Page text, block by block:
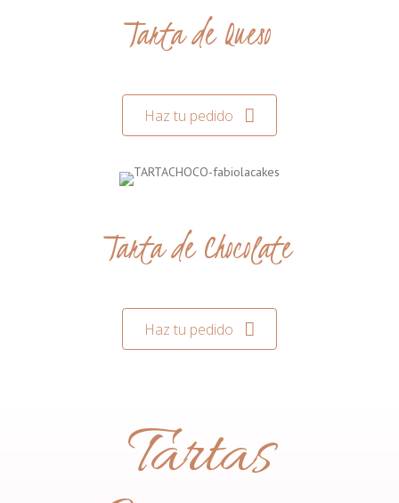
Tarta de Queso
Haz tu pedido
Tarta de Chocolate
Haz tu pedido
Tartas